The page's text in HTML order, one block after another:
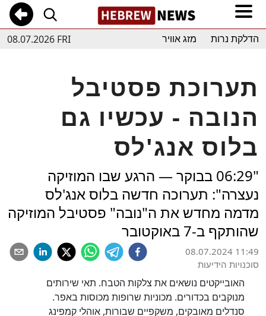
08.07.2026 FRI הדלקת נרות מזג אוויר
תערוכת פסטיבל
הנובה - עכשיו גם
בלוס אנג'לס
"06:29 בבוקר — הרגע שבו המוזיקה
נעצרה": תערוכה חדשה בלוס אנג'לס
מדמה מחדש את ה"נובה" פסטיבל המוזיקה
שהותקף ב-7 באוקטובר
08.07.2024 11:49
סוכנויות הידיעות
האובייקטים נושאים את צלקות הטבח. תאי שירותים
מנוקבים בכדורים. מכוניות שרופות מכוסות באפר.
סנדלים מאובקים, משקפיים שבורות, אוהלי קמפינג